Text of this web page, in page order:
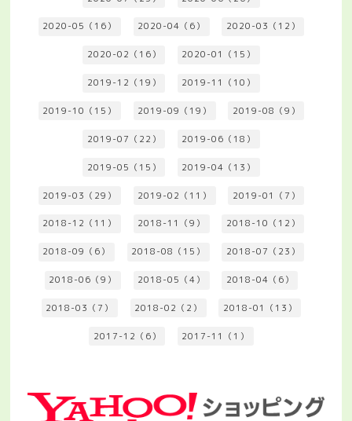
2020-05（16） 2020-04（6） 2020-03（12）
2020-02（16） 2020-01（15）
2019-12（19） 2019-11（10）
2019-10（15） 2019-09（19） 2019-08（9）
2019-07（22） 2019-06（18）
2019-05（15） 2019-04（13）
2019-03（29） 2019-02（11） 2019-01（7）
2018-12（11） 2018-11（9） 2018-10（12）
2018-09（6） 2018-08（15） 2018-07（23）
2018-06（9） 2018-05（4） 2018-04（6）
2018-03（7） 2018-02（2） 2018-01（13）
2017-12（6） 2017-11（1）